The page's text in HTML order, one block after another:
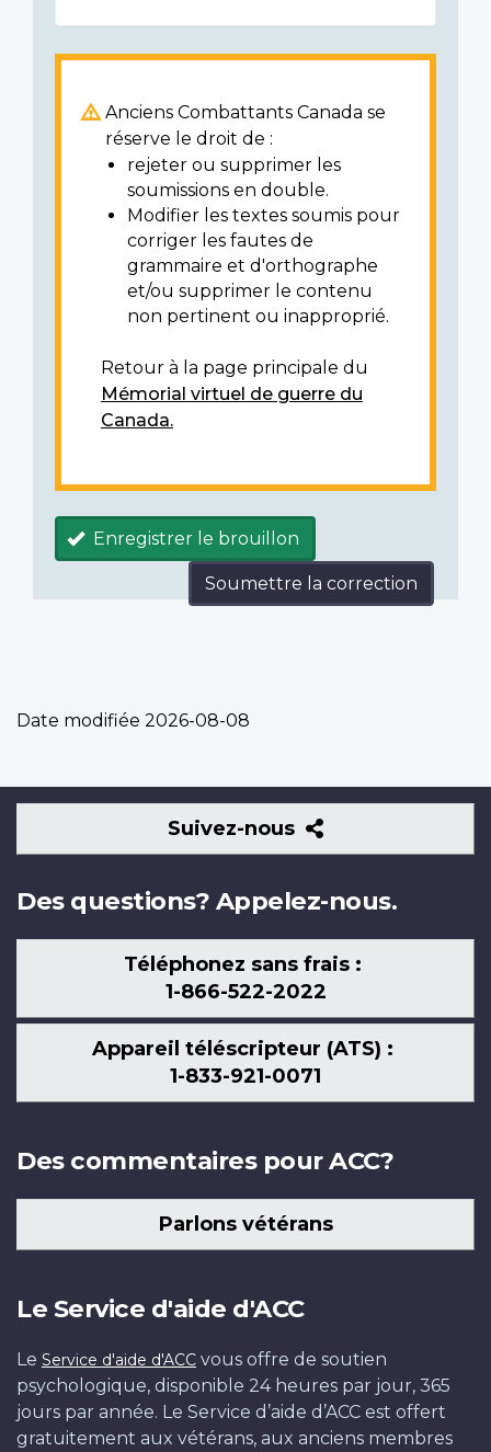
Anciens Combattants Canada se
réserve le droit de :
rejeter ou supprimer les
soumissions en double.
Modifier les textes soumis pour
corriger les fautes de
grammaire et d'orthographe
et/ou supprimer le contenu
non pertinent ou inapproprié.
Retour à la page principale du
Mémorial virtuel de guerre du
Canada.
Enregistrer le brouillon
Soumettre la correction
Date modifiée 2026-08-08
Suivez-nous
Suivez-
nous
Des questions? Appelez-nous.
Téléphonez sans frais :
1-866-522-2022
Appareil téléscripteur (ATS) :
1-833-921-0071
Des commentaires pour ACC?
Parlons vétérans
Le Service d'aide d'ACC
Le Service d'aide d'ACC vous offre de soutien
psychologique, disponible 24 heures par jour, 365
jours par année. Le Service d’aide d’ACC est offert
gratuitement aux vétérans, aux anciens membres